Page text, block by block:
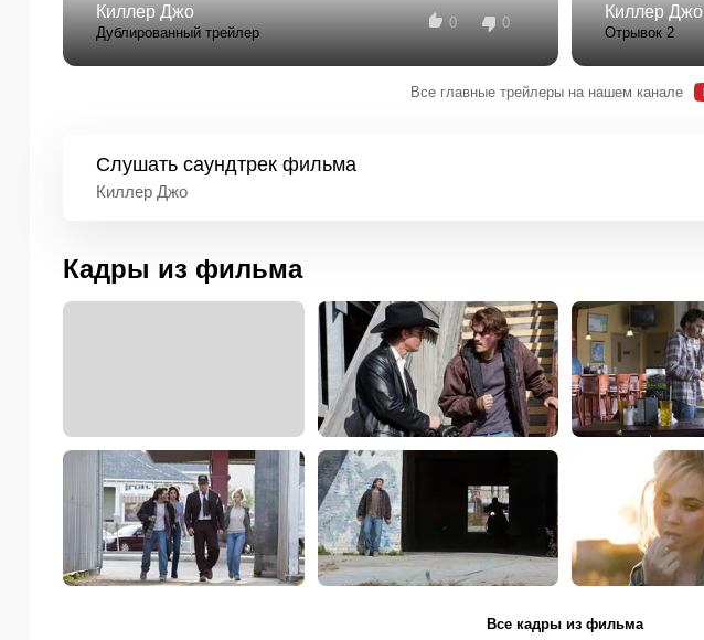
Киллер Джо
Дублированный трейлер
0 0
Киллер Джо
Отрывок 2
Все главные трейлеры на нашем канале
Слушать саундтрек фильма
Киллер Джо
Кадры из фильма
Все кадры из фильма